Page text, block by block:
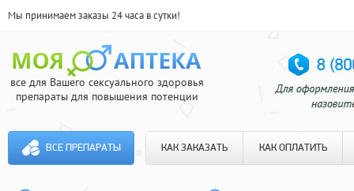
Мы принимаем заказы 24 часа в сутки!
все для Вашего сексуального здоровья
препараты для повышения потенции
ВСЕ ПРЕПАРАТЫ КАК ЗАКАЗАТЬ КАК ОПЛАТИТЬ